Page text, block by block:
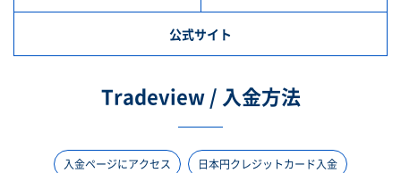
公式サイト
Tradeview / 入金方法
入金ページにアクセス 日本円クレジットカード入金